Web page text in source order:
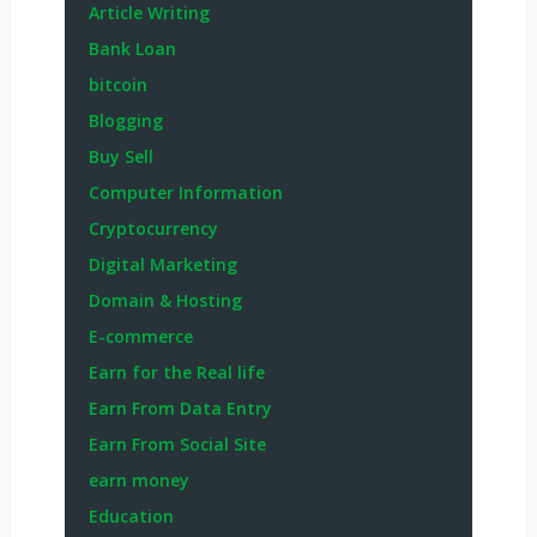
Article Writing
Bank Loan
bitcoin
Blogging
Buy Sell
Computer Information
Cryptocurrency
Digital Marketing
Domain & Hosting
E-commerce
Earn for the Real life
Earn From Data Entry
Earn From Social Site
earn money
Education